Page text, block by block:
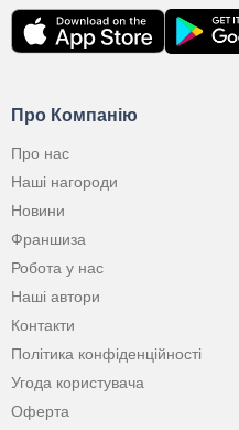
Про Компанію
Про нас
Наші нагороди
Новини
Франшиза
Робота у нас
Наші автори
Контакти
Політика конфіденційності
Угода користувача
Оферта